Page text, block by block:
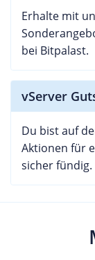
Erhalte mit
bei Bitpalast.
vServer
Du bist auf
Aktionen für
sicher fündig.